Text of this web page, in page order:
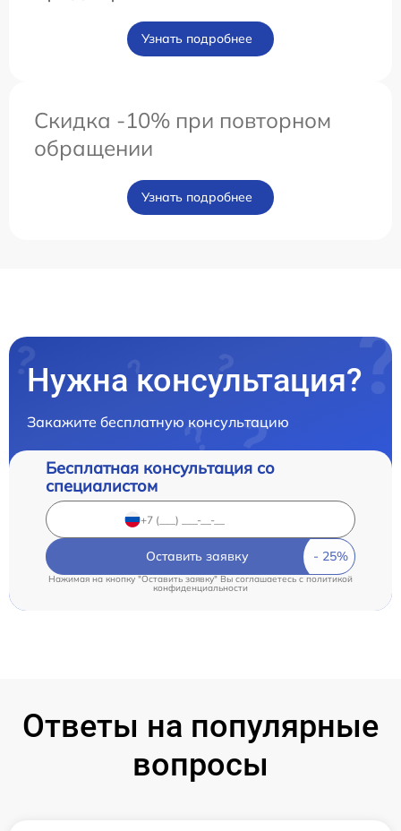
Узнать подробнее
Скидка -10% при повторном
обращении
Узнать подробнее
Нужна консультация?
Закажите бесплатную консультацию
Бесплатная консультация со
специалистом
Оставить заявку
Нажимая на кнопку "Оставить заявку" Вы соглашаетесь cполитикой
конфиденциальности
Ответы на популярные
вопросы